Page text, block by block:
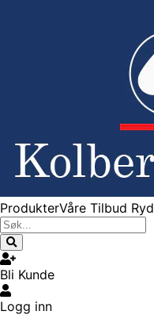
ProdukterVåre Tilbud
Bli Kunde
Logg inn